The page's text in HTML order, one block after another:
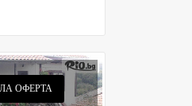
ОФЕРТА